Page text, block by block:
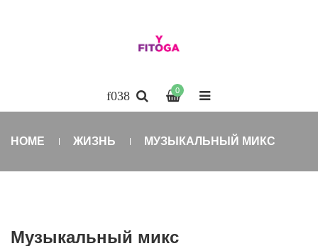
0
HOME ЖИЗНЬ МУЗЫКАЛЬНЫЙ МИКС
Музыкальный микс